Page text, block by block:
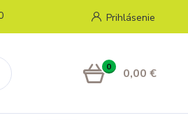
Prihlásenie
0 0,00 €